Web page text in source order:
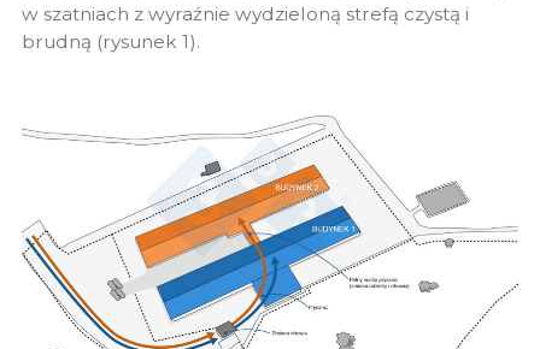
w szatniach z wyraźnie wydzieloną strefą czystą i
brudną (rysunek 1).